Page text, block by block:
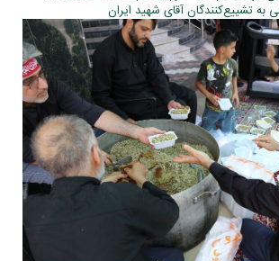
به تشییع‌کنندگان آقای شهید ایران